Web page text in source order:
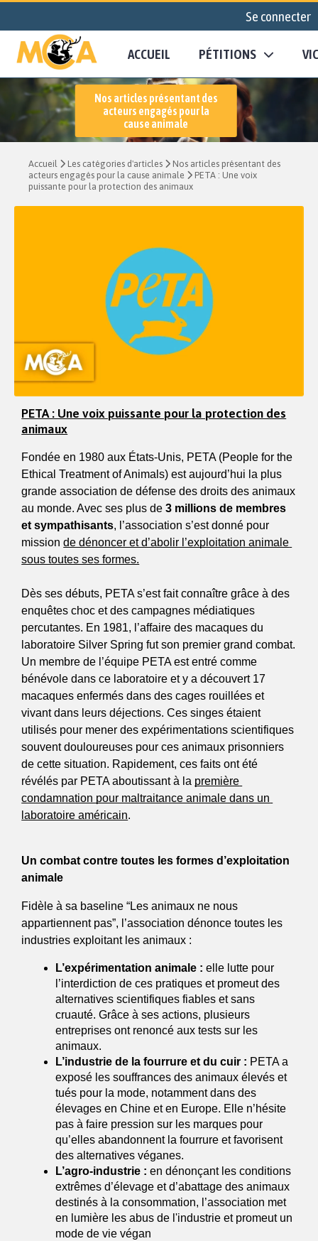
Se connecter
ACCUEIL PÉTITIONS
Nos articles présentant des
acteurs engagés pour la
cause animale
Accueil Les catégories d'articles
Nos articles présentant des
acteurs engagés pour la cause animale
PETA : Une voix
puissante pour la protection des animaux
PETA : Une voix puissante pour la protection des
animaux
Fondée en 1980 aux États-Unis, PETA (People for the
Ethical Treatment of Animals) est aujourd’hui la plus
grande association de défense des droits des animaux
au monde. Avec ses plus de 3 millions de membres
et sympathisants, l’association s’est donné pour
mission de dénoncer et d’abolir l’exploitation animale
sous toutes ses formes.
Dès ses débuts, PETA s’est fait connaître grâce à des
enquêtes choc et des campagnes médiatiques
percutantes. En 1981, l’affaire des macaques du
laboratoire Silver Spring fut son premier grand combat.
Un membre de l’équipe PETA est entré comme
bénévole dans ce laboratoire et y a découvert 17
macaques enfermés dans des cages rouillées et
vivant dans leurs déjections. Ces singes étaient
utilisés pour mener des expérimentations scientifiques
souvent douloureuses pour ces animaux prisonniers
de cette situation. Rapidement, ces faits ont été
révélés par PETA aboutissant à la première
condamnation pour maltraitance animale dans un
laboratoire américain.
Un combat contre toutes les formes d’exploitation
animale
Fidèle à sa baseline “Les animaux ne nous
appartiennent pas”, l’association dénonce toutes les
industries exploitant les animaux :
L’expérimentation animale : elle lutte pour
l’interdiction de ces pratiques et promeut des
alternatives scientifiques fiables et sans
cruauté. Grâce à ses actions, plusieurs
entreprises ont renoncé aux tests sur les
animaux.
L’industrie de la fourrure et du cuir : PETA a
exposé les souffrances des animaux élevés et
tués pour la mode, notamment dans des
élevages en Chine et en Europe. Elle n’hésite
pas à faire pression sur les marques pour
qu’elles abandonnent la fourrure et favorisent
des alternatives véganes.
L’agro-industrie : en dénonçant les conditions
extrêmes d’élevage et d’abattage des animaux
destinés à la consommation, l’association met
en lumière les abus de l'industrie et promeut un
mode de vie végan